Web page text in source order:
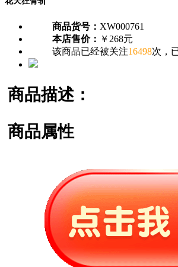
商品货号： XW000761
本店售价： ￥268元
该商品已经被关注16498次，
商品描述：
商品属性